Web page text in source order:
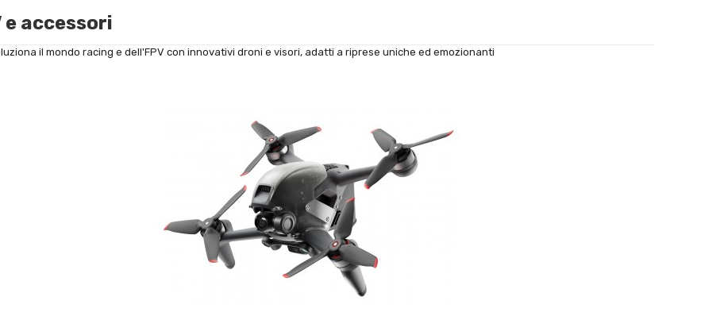
e accessori
il mondo racing e dell'FPV con innovativi droni e visori, adatti a riprese uniche ed emozionanti